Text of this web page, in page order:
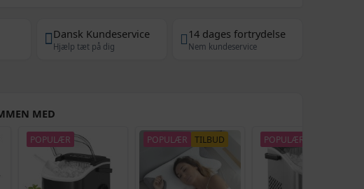
Dansk Kundeservice
Hjælp tæt på dig
14 dages fortrydelse
Nem kundeservice
MED
POPULÆR POPULÆR TILBUD POPULÆR